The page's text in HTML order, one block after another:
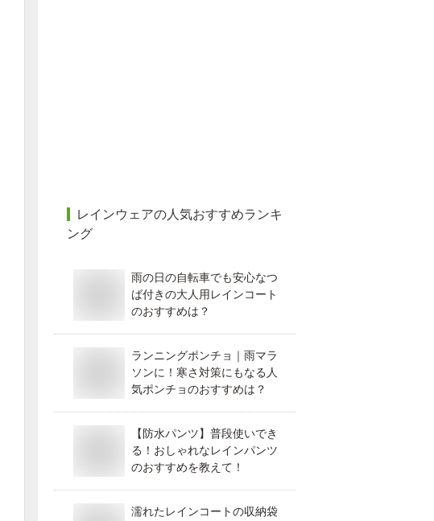
レインウェアの人気おすすめランキ
ング
雨の日の自転車でも安心なつ
ば付きの大人用レインコート
のおすすめは？
ランニングポンチョ｜雨マラ
ソンに！寒さ対策にもなる人
気ポンチョのおすすめは？
【防水パンツ】普段使いでき
る！おしゃれなレインパンツ
のおすすめを教えて！
濡れたレインコートの収納袋